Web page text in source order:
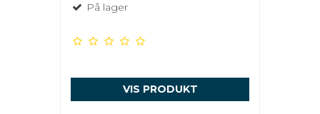
På lager
VIS PRODUKT